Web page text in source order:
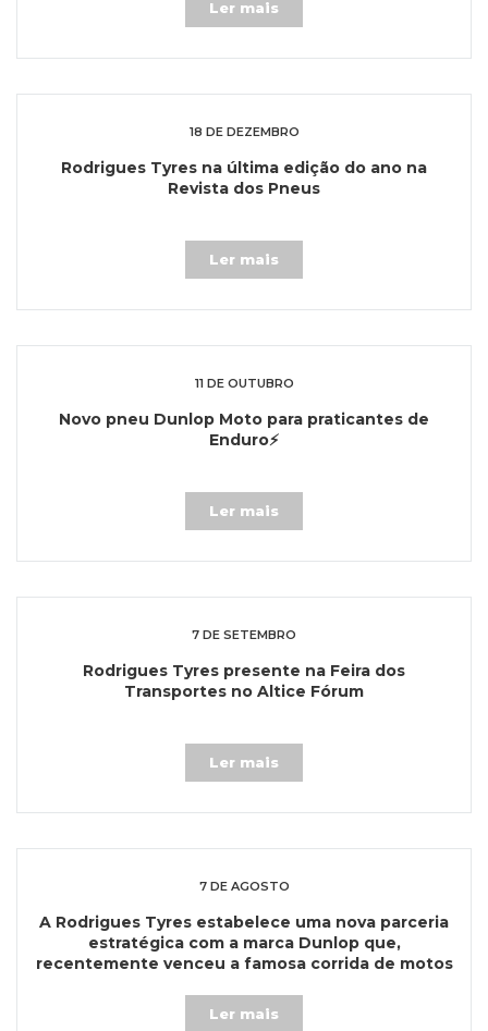
Ler mais
18 DE DEZEMBRO
Rodrigues Tyres na última edição do ano na
Revista dos Pneus
Ler mais
11 DE OUTUBRO
Novo pneu Dunlop Moto para praticantes de
Enduro⚡️
Ler mais
7 DE SETEMBRO
Rodrigues Tyres presente na Feira dos
Transportes no Altice Fórum
Ler mais
7 DE AGOSTO
A Rodrigues Tyres estabelece uma nova parceria
estratégica com a marca Dunlop que,
recentemente venceu a famosa corrida de motos
Ler mais